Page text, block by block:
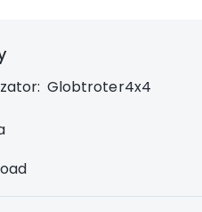
Globtroter4x4